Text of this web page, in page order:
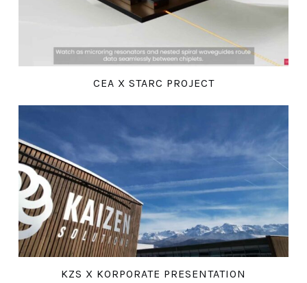
CEA X STARC PROJECT
KZS X KORPORATE PRESENTATION